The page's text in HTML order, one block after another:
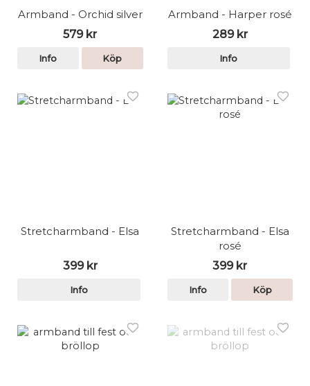
Armband - Orchid silver
579 kr
Info Köp
Armband - Harper rosé
289 kr
Info
Stretcharmband - Elsa
399 kr
Info
Stretcharmband - Elsa
rosé
399 kr
Info Köp